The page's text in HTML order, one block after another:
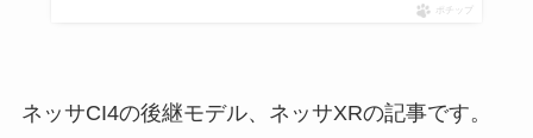
ポチップ
ネッサCI4の後継モデル、ネッサXRの記事です。